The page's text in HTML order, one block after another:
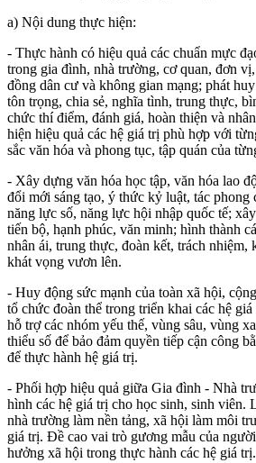
a) Nội dung thực hiện:
- Thực hành có hiệu quả các chuẩn mực
trong gia đình, nhà trường, cơ quan, đơn
đồng dân cư và không gian mạng; phát
tôn trọng, chia sẻ, nghĩa tình, trung thực,
chức thí điểm, đánh giá, hoàn thiện và
hiện hiệu quả các hệ giá trị phù hợp với
sắc văn hóa và phong tục, tập quán của
- Xây dựng văn hóa học tập, văn hóa lao
đổi mới sáng tạo, ý thức kỷ luật, tác phong
năng lực số, năng lực hội nhập quốc tế;
tiến bộ, hạnh phúc, văn minh; hình thành
nhân ái, trung thực, đoàn kết, trách nhiệm,
khát vọng vươn lên.
- Huy động sức mạnh của toàn xã hội,
tổ chức đoàn thể trong triển khai các hệ
hỗ trợ các nhóm yếu thế, vùng sâu, vùng
thiểu số để bảo đảm quyền tiếp cận công
để thực hành hệ giá trị.
- Phối hợp hiệu quả giữa Gia đình - Nhà
hình các hệ giá trị cho học sinh, sinh viên.
nhà trường làm nền tảng, xã hội làm môi
giá trị. Đề cao vai trò gương mẫu của
hưởng xã hội trong thực hành các hệ giá trị.